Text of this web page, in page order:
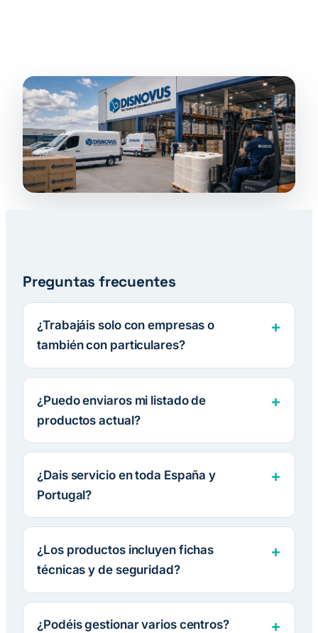
Preguntas frecuentes
¿Trabajáis solo con empresas o
también con particulares?
¿Puedo enviaros mi listado de
productos actual?
¿Dais servicio en toda España y
Portugal?
¿Los productos incluyen fichas
técnicas y de seguridad?
¿Podéis gestionar varios centros?